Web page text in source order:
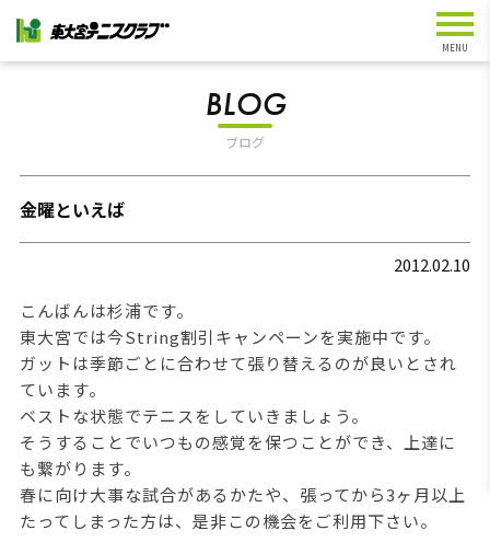
BLOG
ブログ
金曜といえば
2012.02.10
こんばんは杉浦です。
東大宮では今String割引キャンペーンを実施中です。
ガットは季節ごとに合わせて張り替えるのが良いとされ
ています。
ベストな状態でテニスをしていきましょう。
そうすることでいつもの感覚を保つことができ、上達に
も繋がります。
春に向け大事な試合があるかたや、張ってから3ヶ月以上
たってしまった方は、是非この機会をご利用下さい。